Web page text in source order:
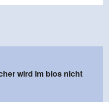
wird im bios nicht